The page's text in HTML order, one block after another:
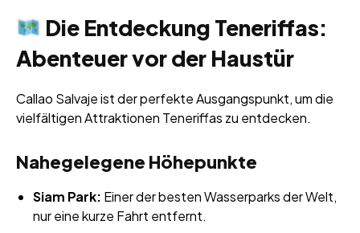
Die Entdeckung Teneriffas:
Abenteuer vor der Haustür
Callao Salvaje ist der perfekte Ausgangspunkt, um die
vielfältigen Attraktionen Teneriffas zu entdecken.
Nahegelegene Höhepunkte
Siam Park: Einer der besten Wasserparks der Welt,
nur eine kurze Fahrt entfernt.